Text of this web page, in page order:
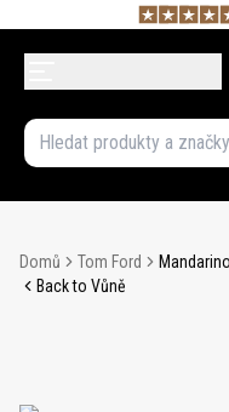
Domů Tom Ford
Back to Vůně